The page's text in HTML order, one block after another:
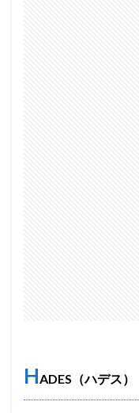
HADES（ハデス）